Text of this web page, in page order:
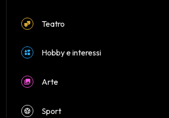
Teatro
Hobby e interessi
Arte
Sport